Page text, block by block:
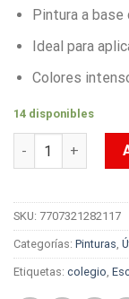
Pintura a base
Ideal para
Colores
14 disponibles
Vinilo Acrílico
SKU: 7707321282117
Categorías: Pinturas,
Etiquetas: colegio,